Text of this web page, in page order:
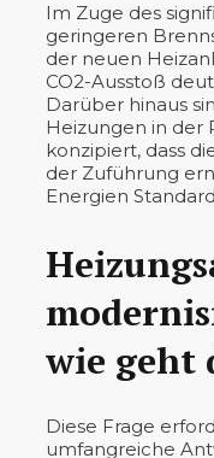
Im Zuge des
geringeren
der neuen
CO2-Ausstoß
Darüber hinaus
Heizungen in der
konzipiert, dass
der Zuführung
Energien
wie geht
Diese Frage
umfangreiche